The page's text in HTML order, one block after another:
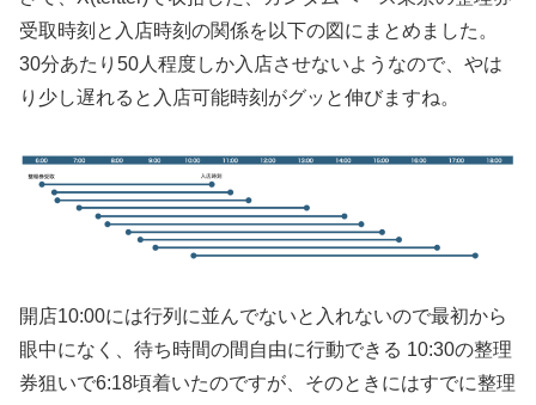
受取時刻と入店時刻の関係を以下の図にまとめました。
30分あたり50人程度しか入店させないようなので、やは
り少し遅れると入店可能時刻がグッと伸びますね。
開店10:00には行列に並んでないと入れないので最初から
眼中になく、待ち時間の間自由に行動できる 10:30の整理
券狙いで6:18頃着いたのですが、そのときにはすでに整理